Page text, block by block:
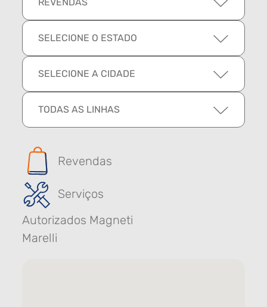
REVENDAS
SELECIONE O ESTADO
SELECIONE A CIDADE
TODAS AS LINHAS
Revendas
Serviços
Autorizados Magneti
Marelli